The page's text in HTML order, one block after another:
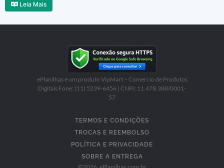
Leia Mais
ePlanilhas é um produto VipMart – Comercio de Produtos
Digitais Fone: (11) 5239-6456 | CNPJ: 11.478.388/0001-
57
TERMOS E CONDIÇÕES
TROCAS E REEMBOLSO
POLÍTICA E PRIVACIDADE
SOBRE A ENTREGA